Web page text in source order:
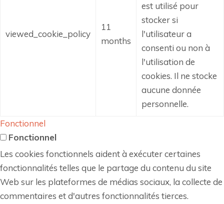
viewed_cookie_policy
11
months
est utilisé pour
stocker si
l'utilisateur a
consenti ou non à
l'utilisation de
cookies. Il ne stocke
aucune donnée
personnelle.
Fonctionnel
Fonctionnel
Les cookies fonctionnels aident à exécuter certaines
fonctionnalités telles que le partage du contenu du site
Web sur les plateformes de médias sociaux, la collecte de
commentaires et d'autres fonctionnalités tierces.